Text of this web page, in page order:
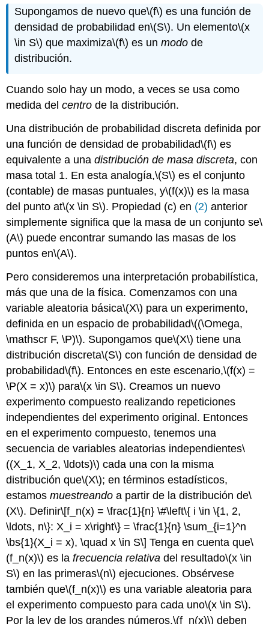
Supongamos de nuevo que\(f\) es una función de
densidad de probabilidad en\(S\). Un elemento\(x
\in S\) que maximiza\(f\) es unmodo de
distribución.
Cuando solo hay un modo, a veces se usa como
medida delcentro de la distribución.
Una distribución de probabilidad discreta definida por
una función de densidad de probabilidad\(f\) es
equivalente a unadistribución de masa discreta, con
masa total 1. En esta analogía,\(S\) es el conjunto
(contable) de masas puntuales, y\(f(x)\) es la masa
del punto at\(x \in S\). Propiedad (c) en (2) anterior
simplemente significa que la masa de un conjunto se\
(A\) puede encontrar sumando las masas de los
puntos en\(A\).
Pero consideremos una interpretación probabilística,
más que una de la física. Comenzamos con una
variable aleatoria básica\(X\) para un experimento,
definida en un espacio de probabilidad\((\Omega,
\mathscr F, \P)\). Supongamos que\(X\) tiene una
distribución discreta\(S\) con función de densidad de
probabilidad\(f\). Entonces en este escenario,\(f(x) =
\P(X = x)\) para\(x \in S\). Creamos un nuevo
experimento compuesto realizando repeticiones
independientes del experimento original. Entonces
en el experimento compuesto, tenemos una
secuencia de variables aleatorias independientes\
((X_1, X_2, \ldots)\) cada una con la misma
distribución que\(X\); en términos estadísticos,
estamosmuestreando a partir de la distribución de\
(X\). Definir\[f_n(x) = \frac{1}{n} \#\left\{ i \in \{1, 2,
\ldots, n\}: X_i = x\right\} = \frac{1}{n} \sum_{i=1}^n
\bs{1}(X_i = x), \quad x \in S\] Tenga en cuenta que\
(f_n(x)\) es lafrecuencia relativa del resultado\(x \in
S\) en las primeras\(n\) ejecuciones. Obsérvese
también que\(f_n(x)\) es una variable aleatoria para
el experimento compuesto para cada uno\(x \in S\).
Por la ley de los grandes números,\(f_n(x)\) deben